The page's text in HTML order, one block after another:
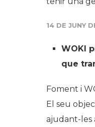
14 DE JUNY
WOKI
que
Foment i
El seu
ajudant-les